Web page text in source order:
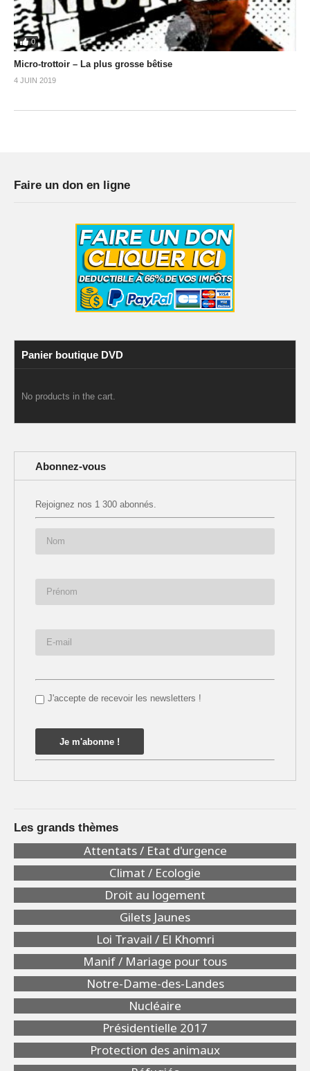
0
Micro-trottoir – La plus grosse bêtise
4 JUIN 2019
Faire un don en ligne
Panier boutique DVD
No products in the cart.
Abonnez-vous
Rejoignez nos 1 300 abonnés.
J'accepte de recevoir les newsletters !
Les grands thèmes
Attentats / Etat d'urgence
Climat / Ecologie
Droit au logement
Gilets Jaunes
Loi Travail / El Khomri
Manif / Mariage pour tous
Notre-Dame-des-Landes
Nucléaire
Présidentielle 2017
Protection des animaux